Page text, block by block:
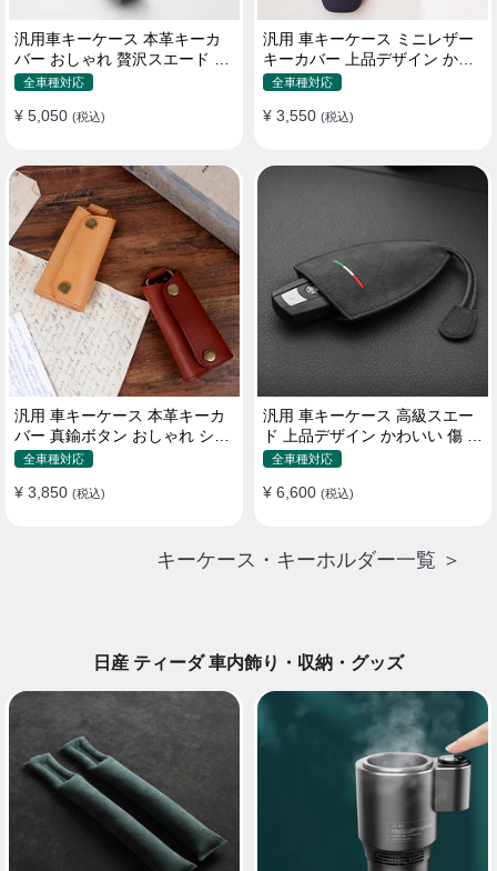
汎用車キーケース 本革キーカ
バー おしゃれ 贅沢スエード 格
好良いデザイン
全車種対応
¥ 5,050 (税込)
汎用 車キーケース ミニレザー
キーカバー 上品デザイン かわ
いい マカロン色
全車種対応
¥ 3,550 (税込)
汎用 車キーケース 本革キーカ
バー 真鍮ボタン おしゃれ シン
プルデザイン
全車種対応
¥ 3,850 (税込)
汎用 車キーケース 高級スエー
ド 上品デザイン かわいい 傷 汚
れ防止 高級 オシャレ キーホル
全車種対応
¥ 6,600 (税込)
キーケース・キーホルダー一覧 ＞
日産 ティーダ 車内飾り・収納・グッズ